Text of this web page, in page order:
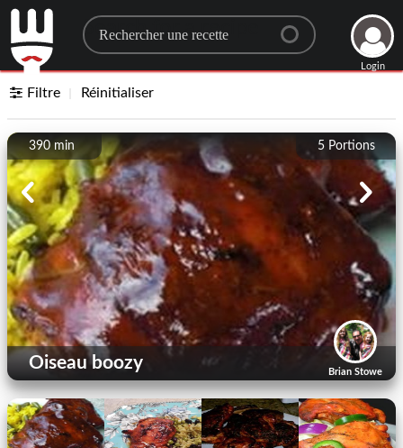
Search for a recipe
Login
Filtre Réinitialiser
5 Portions
390 min
Brian Stowe
Oiseau boozy